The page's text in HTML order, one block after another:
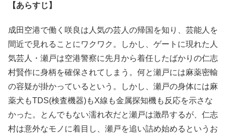
【あらすじ】
成田空港で働く咲良は人気の芸人の帰国を知り、芸能人を
間近で見れることにワクワク。しかし、ゲートに現れた人
気芸人・瀬戸は空港警察に先月から着任したばかりの仁志
村賢作に身柄を確保されてしまう。何と瀬戸には麻薬密輸
の容疑が掛かっているという。しかし、瀬戸の身体には麻
薬犬もTDS(検査機器)もX線も金属探知機も反応を示さな
かった。とんでもない濡れ衣だと瀬戸は激昂するが、仁志
村は意外なモノに着目し、瀬戸を追い詰め始めるというお